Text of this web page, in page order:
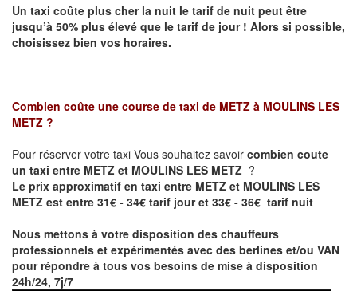
Un taxi coûte plus cher la nuit le tarif de nuit peut être
jusqu’à 50% plus élevé que le tarif de jour ! Alors si possible,
choisissez bien vos horaires.
Combien coûte une course de taxi de METZ à MOULINS LES
METZ ?
Pour réserver votre taxi Vous souhaitez savoir combien coute
un taxi entre METZ et MOULINS LES METZ ?
Le prix approximatif en taxi entre METZ et MOULINS LES
METZ est entre 31€ - 34€ tarif jour et 33€ - 36€ tarif nuit
Nous mettons à votre disposition des chauffeurs
professionnels et expérimentés avec des berlines et/ou VAN
pour répondre à tous vos besoins de mise à disposition
24h/24, 7j/7